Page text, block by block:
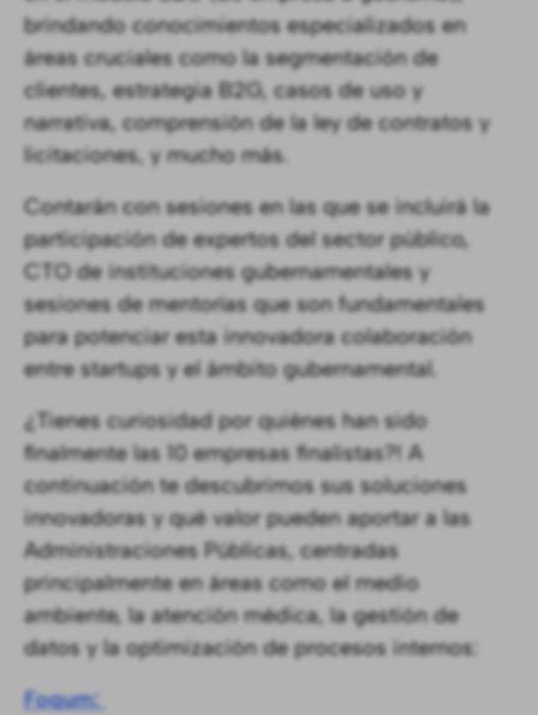
brindando conocimientos especializados en
áreas cruciales como la segmentación de
clientes, estrategia B2G, casos de uso y
narrativa, comprensión de la ley de contratos y
licitaciones, y mucho más.
Contarán con sesiones en las que se incluirá la
participación de expertos del sector público,
CTO de instituciones gubernamentales y
sesiones de mentorías que son fundamentales
para potenciar esta innovadora colaboración
entre startups y el ámbito gubernamental.
¿Tienes curiosidad por quiénes han sido
finalmente las 10 empresas finalistas?! A
continuación te descubrimos sus soluciones
innovadoras y qué valor pueden aportar a las
Administraciones Públicas, centradas
principalmente en áreas como el medio
ambiente, la atención médica, la gestión de
datos y la optimización de procesos internos:
Foqum: